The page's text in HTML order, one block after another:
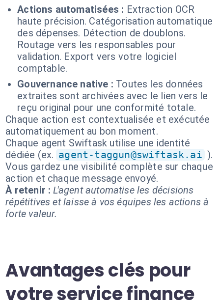
Actions automatisées : Extraction OCR
haute précision. Catégorisation automatique
des dépenses. Détection de doublons.
Routage vers les responsables pour
validation. Export vers votre logiciel
comptable.
Gouvernance native : Toutes les données
extraites sont archivées avec le lien vers le
reçu original pour une conformité totale.
Chaque action est contextualisée et exécutée
automatiquement au bon moment.
Chaque agent Swiftask utilise une identité
dédiée (ex. agent-taggun@swiftask.ai ).
Vous gardez une visibilité complète sur chaque
action et chaque message envoyé.
À retenir : L'agent automatise les décisions
répétitives et laisse à vos équipes les actions à
forte valeur.
Avantages clés pour
votre service finance